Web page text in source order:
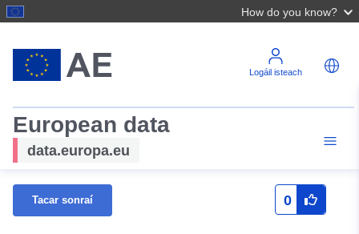
How do you know?
Logáil isteach
European data
data.europa.eu
Tacar sonraí 0